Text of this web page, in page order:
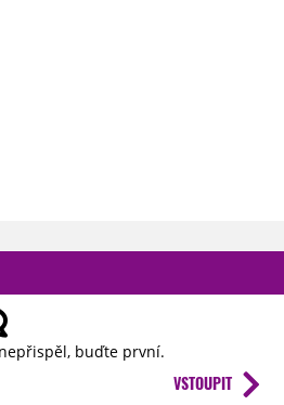
buďte první.
VSTOUPIT